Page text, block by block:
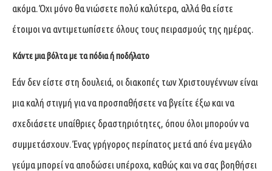
ακόμα. Όχι μόνο θα νιώσετε πολύ καλύτερα, αλλά θα είστε
έτοιμοι να αντιμετωπίσετε όλους τους πειρασμούς της ημέρας.
Κάντε μια βόλτα με τα πόδια ή ποδήλατο
Εάν δεν είστε στη δουλειά, οι διακοπές των Χριστουγέννων είναι
μια καλή στιγμή για να προσπαθήσετε να βγείτε έξω και να
σχεδιάσετε υπαίθριες δραστηριότητες, όπου όλοι μπορούν να
συμμετάσχουν. Ένας γρήγορος περίπατος μετά από ένα μεγάλο
γεύμα μπορεί να αποδώσει υπέροχα, καθώς και να σας βοηθήσει